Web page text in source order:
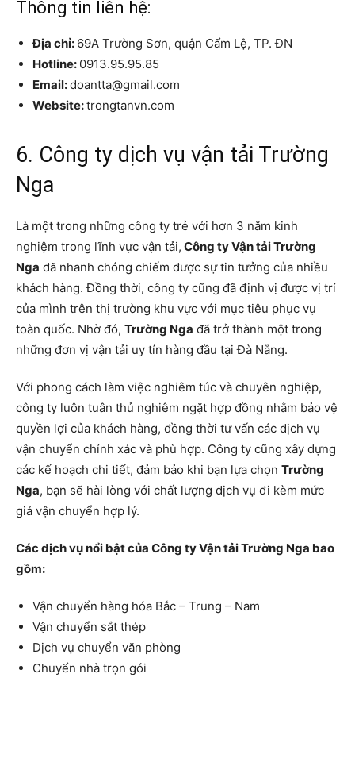
Thông tin liên hệ:
Địa chỉ: 69A Trường Sơn, quận Cẩm Lệ, TP. ĐN
Hotline: 0913.95.95.85
Email:doantta@gmail.com
Website:trongtanvn.com
6. Công ty dịch vụ vận tải Trường
Nga
Là một trong những công ty trẻ với hơn 3 năm kinh
nghiệm trong lĩnh vực vận tải, Công ty Vận tải Trường
Nga đã nhanh chóng chiếm được sự tin tưởng của nhiều
khách hàng. Đồng thời, công ty cũng đã định vị được vị trí
của mình trên thị trường khu vực với mục tiêu phục vụ
toàn quốc. Nhờ đó, Trường Nga đã trở thành một trong
những đơn vị vận tải uy tín hàng đầu tại Đà Nẵng.
Với phong cách làm việc nghiêm túc và chuyên nghiệp,
công ty luôn tuân thủ nghiêm ngặt hợp đồng nhằm bảo vệ
quyền lợi của khách hàng, đồng thời tư vấn các dịch vụ
vận chuyển chính xác và phù hợp. Công ty cũng xây dựng
các kế hoạch chi tiết, đảm bảo khi bạn lựa chọn Trường
Nga, bạn sẽ hài lòng với chất lượng dịch vụ đi kèm mức
giá vận chuyển hợp lý.
Các dịch vụ nổi bật của Công ty Vận tải Trường Nga bao
gồm:
Vận chuyển hàng hóa Bắc – Trung – Nam
Vận chuyển sắt thép
Dịch vụ chuyển văn phòng
Chuyển nhà trọn gói